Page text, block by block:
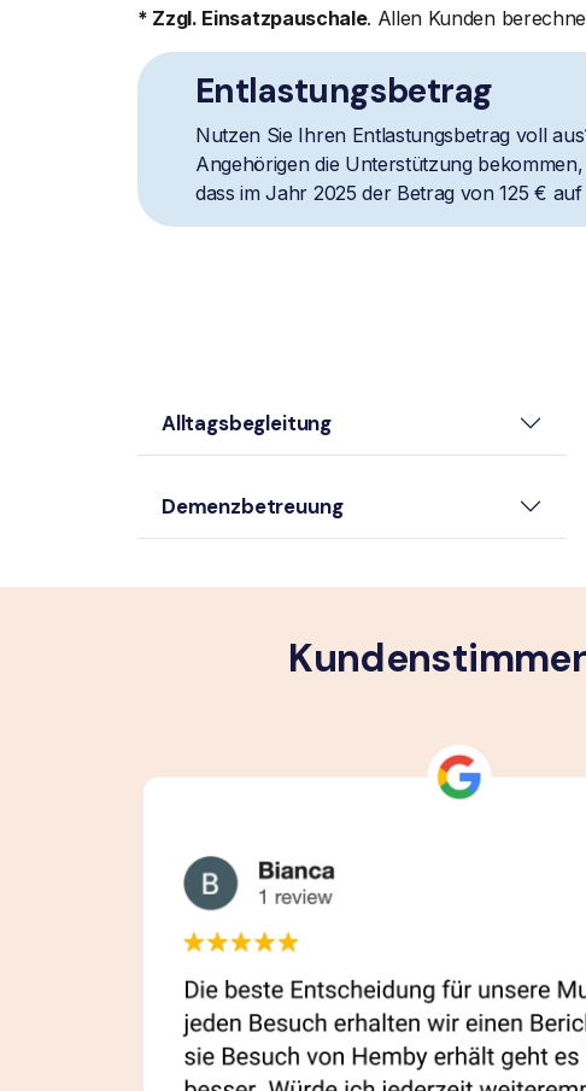
* Zzgl. Einsatzpauschale. Allen Kunden
Entlastungsbetrag
Nutzen Sie Ihren Entlastungsbetrag voll
Angehörigen die Unterstützung
dass im Jahr 2025 der Betrag von 125 €
Alltagsbegleitung
Demenzbetreuung